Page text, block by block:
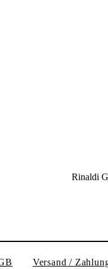
Rinaldi
Versand /